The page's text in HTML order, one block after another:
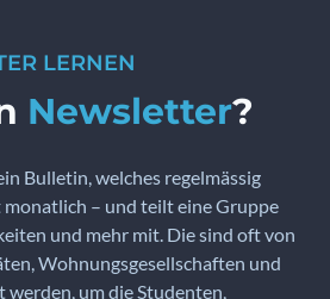
LERNEN
Newsletter?
Bulletin, welches regelmässig
– und teilt eine Gruppe
und mehr mit. Die sind oft von
Wohnungsgesellschaften und
werden, um die Studenten,